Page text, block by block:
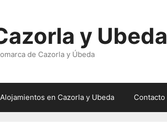
y Ubeda
de Cazorla y Úbeda
Alojamientos en Cazorla y Ubeda Contacto